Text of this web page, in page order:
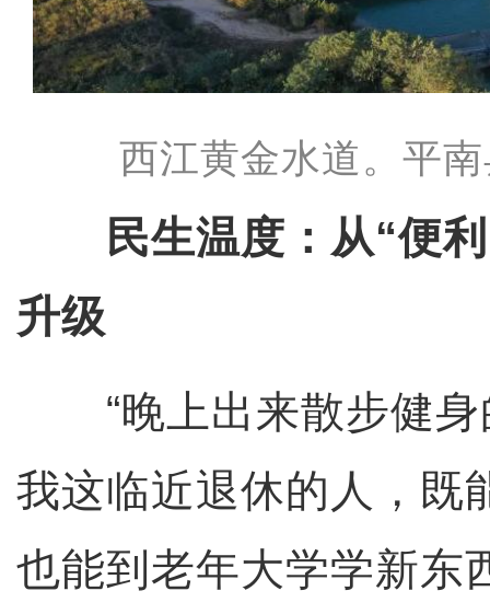
西江黄金水道。平
民生温度：从“便
升级
“晚上出来散步健身
我这临近退休的人，既
也能到老年大学学新东